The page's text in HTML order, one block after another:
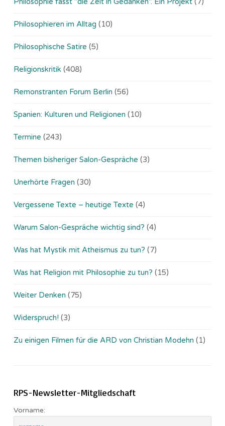
Philosophieren im Alltag (10)
Philosophische Satire (5)
Religionskritik (408)
Remonstranten Forum Berlin (56)
Spanien: Kulturen und Religionen (10)
Termine (243)
Themen bisheriger Salon-Gespräche (3)
Unerhörte Fragen (30)
Vergessene Texte – heutige Texte (4)
Warum Salon-Gespräche wichtig sind? (4)
Was hat Mystik mit Atheismus zu tun? (7)
Was hat Religion mit Philosophie zu tun? (15)
Weiter Denken (75)
Widerspruch! (3)
Zu einigen Filmen für die ARD von Christian Modehn (1)
RPS-Newsletter-Mitgliedschaft
Vorname: